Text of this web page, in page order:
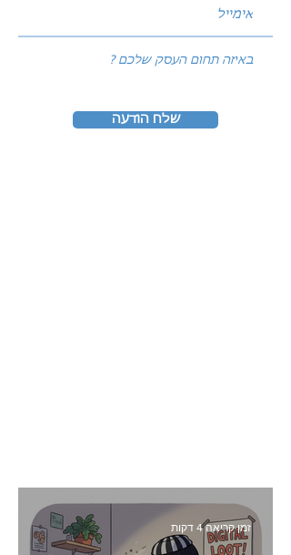
שלח הודעה
זמן קריאה 4 דקות